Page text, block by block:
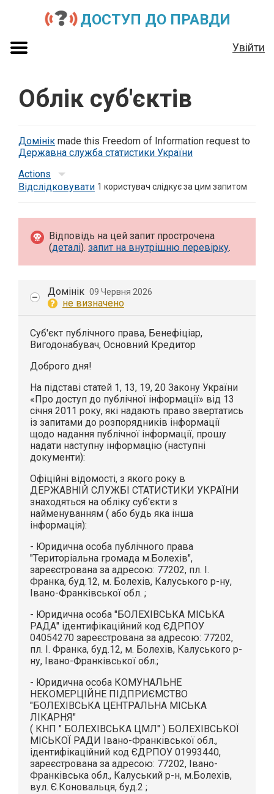
ДОСТУП ДО ПРАВДИ
Увійти
Облік суб'єктів
Домінік made this Freedom of Information request to
Державна служба статистики України
Actions
Відслідковувати 1 користувач слідкує за цим запитом
Відповідь на цей запит прострочена
(деталі). запит на внутрішню перевірку.
Домінік 09 Червня 2026
не визначено
Суб'єкт публічного права, Бенефіціар,
Вигодонабувач, Основний Кредитор
Доброго дня!
На підставі статей 1, 13, 19, 20 Закону України
«Про доступ до публічної інформації» від 13
січня 2011 року, які надають право звертатись
із запитами до розпорядників інформації
щодо надання публічної інформації, прошу
надати наступну інформацію (наступні
документи):
Офіційні відомості, з якого року в
ДЕРЖАВНІЙ СЛУЖБІ СТАТИСТИКИ УКРАЇНИ
знаходяться на обліку суб'єкти з
найменуванням ( або будь яка інша
інформація):
- Юридична особа публічного права
"Територіальна громада м.Болехів",
зареєстрована за адресою: 77202, пл. І.
Франка, буд.12, м. Болехів, Калуського р-ну,
Івано-Франківської обл. ;
- Юридична особа "БОЛЕХІВСЬКА МІСЬКА
РАДА" ідентифікаційний код ЄДРПОУ
04054270 зареєстрована за адресою: 77202,
пл. І. Франка, буд.12, м. Болехів, Калуського р-
ну, Івано-Франківської обл.;
- Юридична особа КОМУНАЛЬНЕ
НЕКОМЕРЦІЙНЕ ПІДПРИЄМСТВО
"БОЛЕХІВСЬКА ЦЕНТРАЛЬНА МІСЬКА
ЛІКАРНЯ"
( КНП " БОЛЕХІВСЬКА ЦМЛ" ) БОЛЕХІВСЬКОЇ
МІСЬКОЇ РАДИ Івано-Франківської обл.,
ідентифікаційний код ЄДРПОУ 01993440,
зареєстрована за адресою: 77202, Івано-
Франківська обл., Калуський р-н, м.Болехів,
вул. Є.Коновальця, буд.2 ;